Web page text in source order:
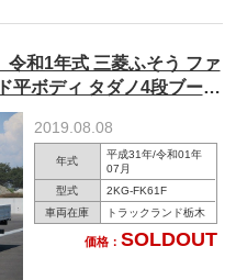
令和1年式 三菱ふそう ファ
平ボディ タダノ4段ブーム
付
2019.08.08
年式
平成31年/令和01年
07月
型式
2KG-FK61F
車両在庫
トラックランド栃木
価格： SOLDOUT